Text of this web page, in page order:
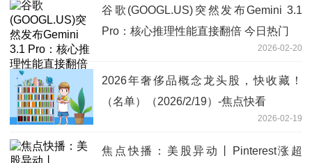
谷歌(GOOGL.US)突然发布Gemini 3.1
Pro：核心推理性能直接翻倍 今日热门
2026-02-20
2026年奢侈品概念龙头股，快收藏！
（名单）（2026/2/19）-焦点快看
2026-02-19
焦点快播：美股异动丨Pinterest涨超